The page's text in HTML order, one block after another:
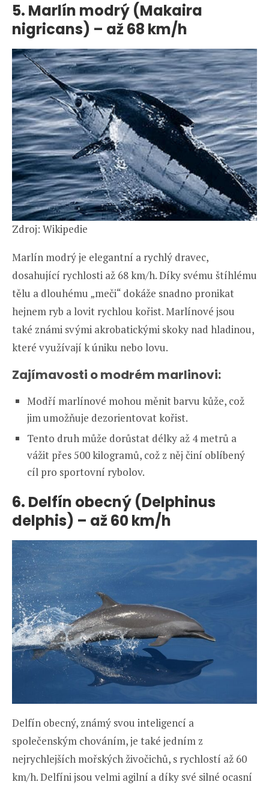
5. Marlín modrý (Makaira
nigricans) – až 68 km/h
Zdroj: Wikipedie
Marlín modrý je elegantní a rychlý dravec,
dosahující rychlosti až 68 km/h. Díky svému štíhlému
tělu a dlouhému „meči“ dokáže snadno pronikat
hejnem ryb a lovit rychlou kořist. Marlínové jsou
také známi svými akrobatickými skoky nad hladinou,
které využívají k úniku nebo lovu.
Zajímavosti o modrém marlinovi:
Modří marlínové mohou měnit barvu kůže, což
jim umožňuje dezorientovat kořist.
Tento druh může dorůstat délky až 4 metrů a
vážit přes 500 kilogramů, což z něj činí oblíbený
cíl pro sportovní rybolov.
6. Delfín obecný (Delphinus
delphis) – až 60 km/h
Delfín obecný, známý svou inteligencí a
společenským chováním, je také jedním z
nejrychlejších mořských živočichů, s rychlostí až 60
km/h. Delfíni jsou velmi agilní a díky své silné ocasní